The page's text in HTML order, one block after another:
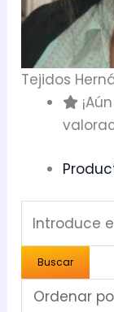
Tejidos